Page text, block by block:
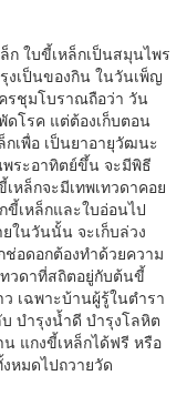
ใบขี้เหล็กเป็นสมุนไพร
เป็นของกิน ในวันเพ็ญ
รชุมโบราณถือว่า วัน
ดโรค แต่ต้องเก็บตอน
กเพื่อ เป็นยาอายุวัฒนะ
พระอาทิตย์ขึ้น จะมีพิธี
หล็กจะมีเทพเทวดาคอย
เหล็กและใบอ่อนไป
ในวันนั้น จะเก็บล่วง
อดอกต้องทำด้วยความ
วดาที่สถิตอยู่กับต้นขี้
เฉพาะบ้านผู้รู้ในตำรา
บำรุงน้ำดี บำรุงโลหิต
แกงขี้เหล็กได้ฟรี หรือ
หมดไปถวายวัด